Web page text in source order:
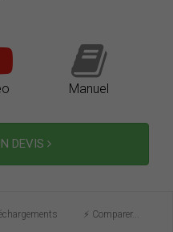
Manuel
DEVIS
⚡️ Comparer...